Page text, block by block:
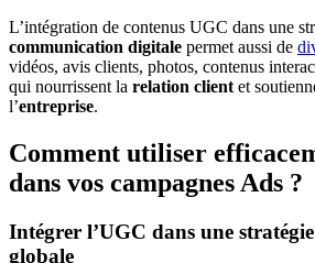
L’intégration de contenus UGC dans une
communication digitale permet aussi de
vidéos, avis clients, photos, contenus
qui nourrissent la relation client et
l’entreprise.
Comment utiliser
dans vos campagnes Ads ?
Intégrer l’UGC dans une
globale